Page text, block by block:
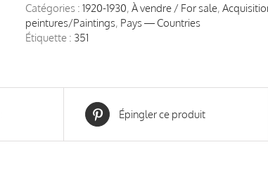
enfant
et
d'une
Catégories : 1920-1930, À vendre / For sale,
peintures/Paintings, Pays — Countries
Étiquette : 351
Épingler ce produit